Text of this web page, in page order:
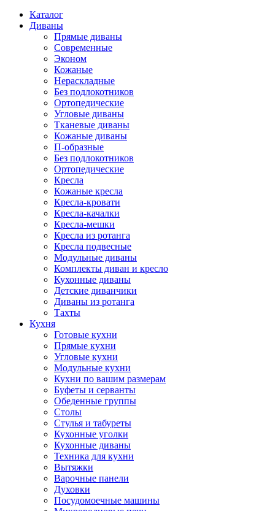
Каталог
Диваны
Прямые диваны
Современные
Эконом
Кожаные
Нераскладные
Без подлокотников
Ортопедические
Угловые диваны
Тканевые диваны
Кожаные диваны
П-образные
Без подлокотников
Ортопедические
Кресла
Кожаные кресла
Кресла-кровати
Кресла-качалки
Кресла-мешки
Кресла из ротанга
Кресла подвесные
Модульные диваны
Комплекты диван и кресло
Кухонные диваны
Детские диванчики
Диваны из ротанга
Тахты
Кухня
Готовые кухни
Прямые кухни
Угловые кухни
Модульные кухни
Кухни по вашим размерам
Буфеты и серванты
Обеденные группы
Столы
Стулья и табуреты
Кухонные уголки
Кухонные диваны
Техника для кухни
Вытяжки
Варочные панели
Духовки
Посудомоечные машины